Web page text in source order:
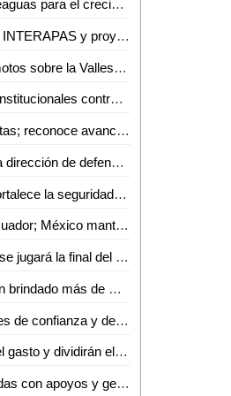
Hotel Tru by Hilton será un parteaguas para el crecimiento de Ciudad Valles: Sedeco
Soledad avanza en su salida de INTERAPAS y proyecta nuevas obras para la zona oriente
Dos lesionados en choque de motos sobre la Valles–Naranjo
Fiscalía refuerza acciones interinstitucionales contra delito de extorsión
SCT mantiene diálogo con taxistas; reconoce avances pero persisten malas prácticas
Más de 570 atenciones brindó la dirección de defensoría social durante mayo y junio en Ciudad Valles
Coordinación interinstitucional fortalece la seguridad y la paz en San Luis Potosí
Sheinbaum cierra la puerta a Ecuador; México mantiene demanda internacional
Presenta FIFA balón con el que se jugará la final del Mundial 2026
Brigadas médicas de la imm han brindado más de mil 250 atenciones gratuitas en Ciudad Valles
Fiscalía potosina fortalece niveles de confianza y de pronta atención ciudadana
Nuevos partidos sólo elevarán el gasto y dividirán el voto: Carlos Solares
Más de 330 personas beneficiadas con apoyos y gestiones de atención ciudadana durante junio